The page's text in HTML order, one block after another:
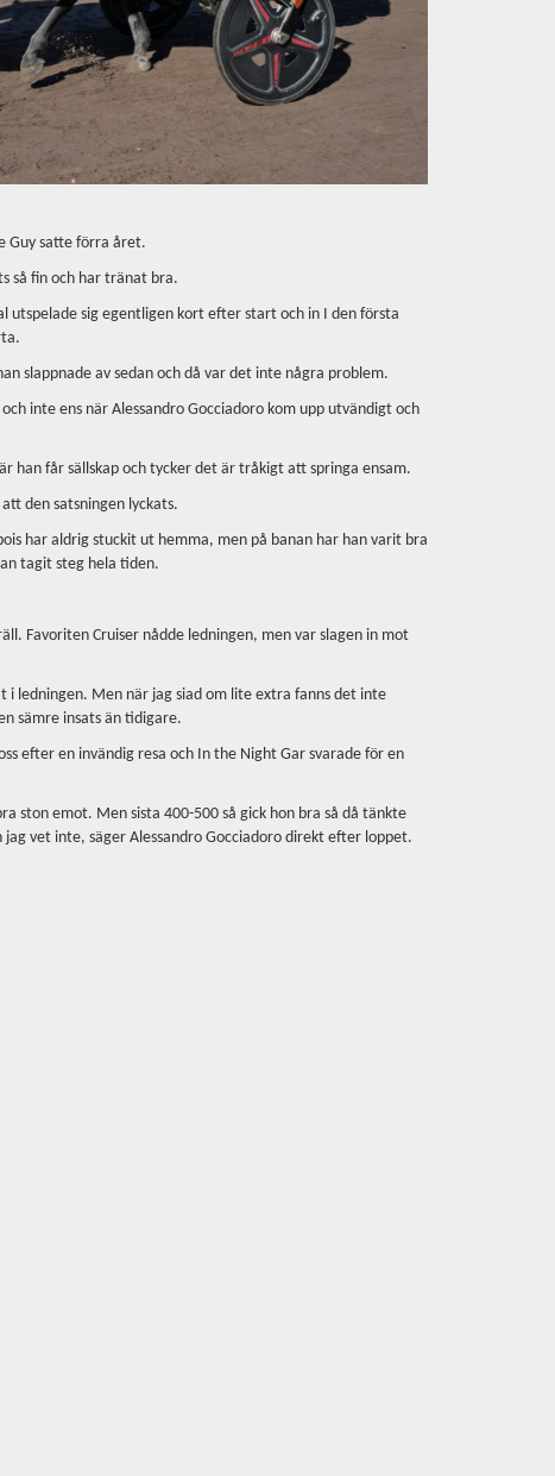
Guy satte förra året.
så fin och har tränat bra.
utspelade sig egentligen kort efter start och in I den första
slappnade av sedan och då var det inte några problem.
inte ens när Alessandro Gocciadoro kom upp utvändigt och
han får sällskap och tycker det är tråkigt att springa ensam.
den satsningen lyckats.
har aldrig stuckit ut hemma, men på banan har han varit bra
tagit steg hela tiden.
Favoriten Cruiser nådde ledningen, men var slagen in mot
i ledningen. Men när jag siad om lite extra fanns det inte
sämre insats än tidigare.
efter en invändig resa och In the Night Gar svarade för en
ston emot. Men sista 400-500 så gick hon bra så då tänkte
vet inte, säger Alessandro Gocciadoro direkt efter loppet.